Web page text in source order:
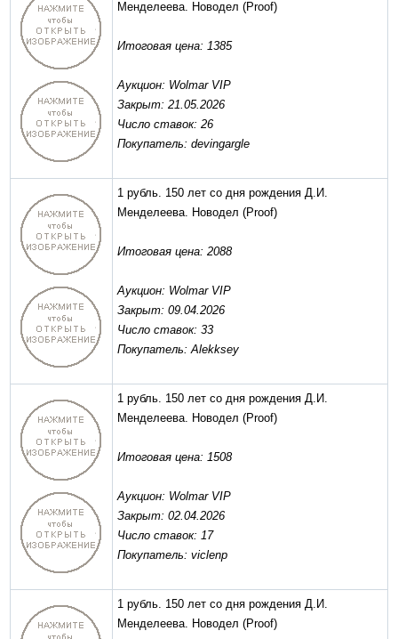
Менделеева. Новодел (Proof)
Итоговая цена: 1385
Аукцион: Wolmar VIP
Закрыт: 21.05.2026
Число ставок: 26
Покупатель: devingargle
1 рубль. 150 лет со дня рождения Д.И.
Менделеева. Новодел (Proof)
Итоговая цена: 2088
Аукцион: Wolmar VIP
Закрыт: 09.04.2026
Число ставок: 33
Покупатель: Alekksey
1 рубль. 150 лет со дня рождения Д.И.
Менделеева. Новодел (Proof)
Итоговая цена: 1508
Аукцион: Wolmar VIP
Закрыт: 02.04.2026
Число ставок: 17
Покупатель: viclenp
1 рубль. 150 лет со дня рождения Д.И.
Менделеева. Новодел (Proof)